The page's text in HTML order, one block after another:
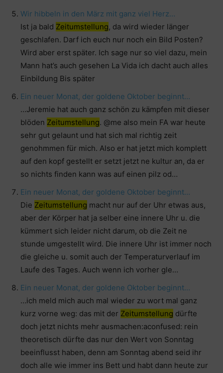
Wir hibbeln in den März mit ganz viel Herz…
Ist ja bald Zeitumstellung, da wird wieder länger
geschlafen. Darf ich euch nur noch ein Bild Posten?
Wird aber erst später. Ich sage nur so viel dazu, mein
Mann hat’s auch gesehen La Vida ich dacht auch alles
Einbildung Bis später
Ein neuer Monat, der goldene Oktober beginnt…
…Jeremie hat auch ganz schön zu kämpfen mit dieser
blöden Zeitumstellung. @me also mein FA war heute
sehr gut gelaunt und hat sich mal richtig zeit
genohmmen für mich. Also er hat jetzt mich komplett
auf den kopf gestellt er setzt jetzt ne kultur an, da er
so nichts finden kann was auf einen pilz od…
Ein neuer Monat, der goldene Oktober beginnt…
Die Zeitumstellung macht nur auf der Uhr etwas aus,
aber der Körper hat ja selber eine innere Uhr u. die
kümmert sich leider nicht darum, ob die Zeit ne
stunde umgestellt wird. Die innere Uhr ist immer noch
die gleiche u. somit auch der Temperaturverlauf im
Laufe des Tages. Auch wenn ich vorher gle…
Ein neuer Monat, der goldene Oktober beginnt…
…ich meld mich auch mal wieder zu wort mal ganz
kurz vorne weg: das mit der Zeitumstellung dürfte
doch jetzt nichts mehr ausmachen:aconfused: rein
theoretisch dürfte das nur den Wert von Sonntag
beeinflusst haben, denn am Sonntag abend seid ihr
doch alle wie immer ins Bett und habt dann heute zur